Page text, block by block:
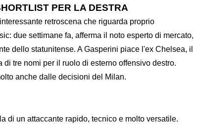
PER LA DESTRA
retroscena che riguarda proprio
due settimane fa, afferma il noto esperto di mercato,
dello statunitense. A Gasperini piace l'ex Chelsea, il
tre nomi per il ruolo di esterno offensivo destro.
anche dalle decisioni del Milan.
di un attaccante rapido, tecnico e molto versatile.